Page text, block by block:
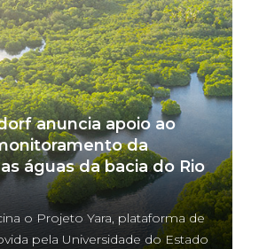
anuncia apoio ao
da
águas da bacia do Rio
o Projeto Yara, plataforma de
pela Universidade do Estado